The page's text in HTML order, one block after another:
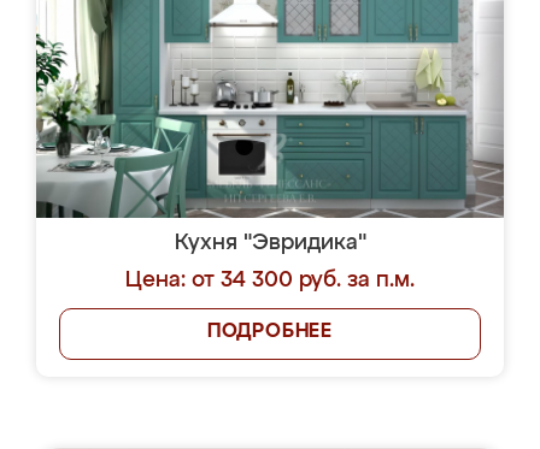
Кухня "Эвридика"
Цена: от 34 300 руб. за п.м.
ПОДРОБНЕЕ